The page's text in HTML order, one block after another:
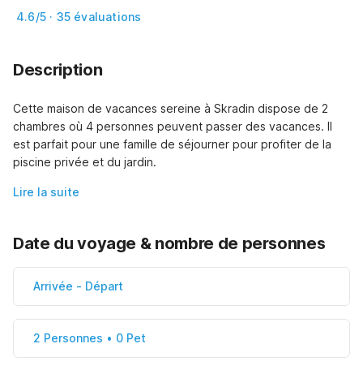
4.6/5 · 35 évaluations
Description
Cette maison de vacances sereine à Skradin dispose de 2
chambres où 4 personnes peuvent passer des vacances. Il
est parfait pour une famille de séjourner pour profiter de la
piscine privée et du jardin.
Lire la suite
Date du voyage & nombre de personnes
Arrivée - Départ
2 Personnes • 0 Pet